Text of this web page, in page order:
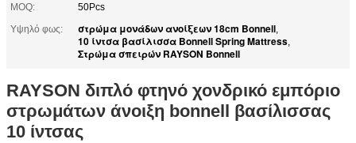
MOQ:
50Pcs
Υψηλό φως:
στρώμα μονάδων ανοίξεων 18cm Bonnell,
10 ίντσα βασίλισσα Bonnell Spring Mattress,
Στρώμα σπειρών RAYSON Bonnell
RAYSON διπλό φτηνό χονδρικό εμπόριο
στρωμάτων άνοιξη bonnell βασίλισσας
10 ίντσας